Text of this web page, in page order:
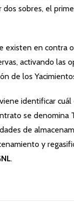
sobres, el
existen en contra
activando las
de los
identificar
se denomina
de
y
.